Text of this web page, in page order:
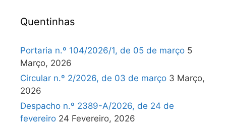
Quentinhas
Portaria n.º 104/2026/1, de 05 de março 5
Março, 2026
Circular n.º 2/2026, de 03 de março 3 Março,
2026
Despacho n.º 2389-A/2026, de 24 de
fevereiro 24 Fevereiro, 2026